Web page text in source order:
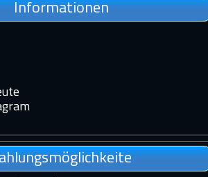
Informationen